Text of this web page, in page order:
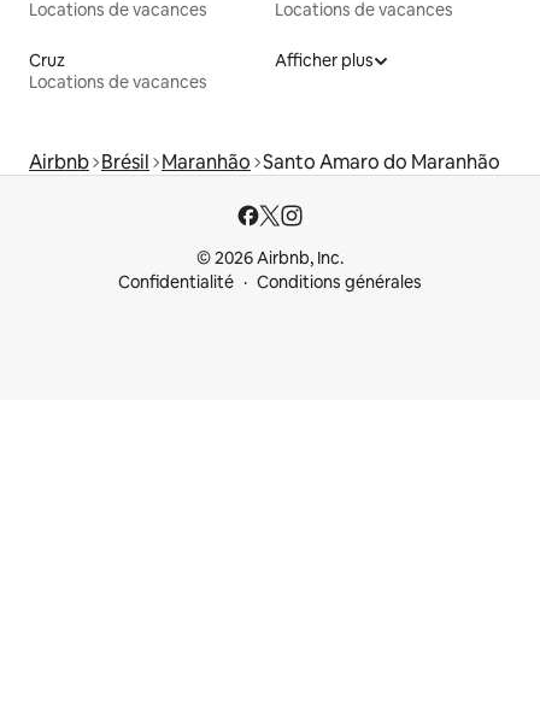
Locations de vacances
Locations de vacances
Cruz
Locations de vacances
Afficher plus
Airbnb Brésil Maranhão Santo Amaro do Maranhão
© 2026 Airbnb, Inc.
Confidentialité
Conditions générales